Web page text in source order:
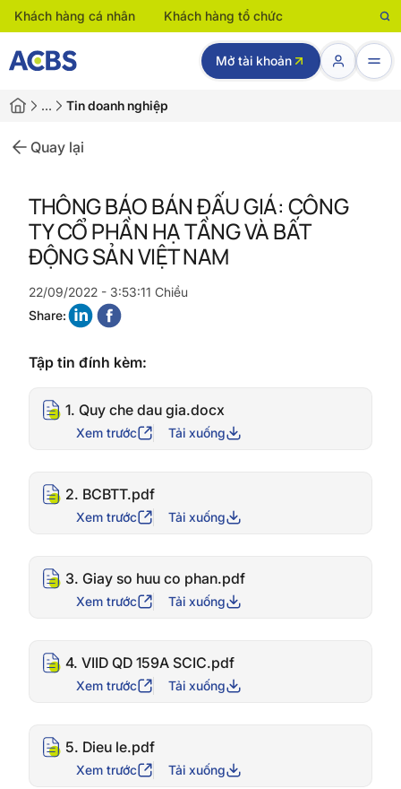
Khách hàng cá nhân Khách hàng tổ chức
Mở tài khoản
… Tin doanh nghiệp
Quay lại
THÔNG BÁO BÁN ĐẤU GIÁ: CÔNG
TY CỔ PHẦN HẠ TẦNG VÀ BẤT
ĐỘNG SẢN VIỆT NAM
22/09/2022 - 3:53:11 Chiều
Share:
Tập tin đính kèm:
1. Quy che dau gia.docx
Xem trước Tải xuống
2. BCBTT.pdf
Xem trước Tải xuống
3. Giay so huu co phan.pdf
Xem trước Tải xuống
4. VIID QD 159A SCIC.pdf
Xem trước Tải xuống
5. Dieu le.pdf
Xem trước Tải xuống